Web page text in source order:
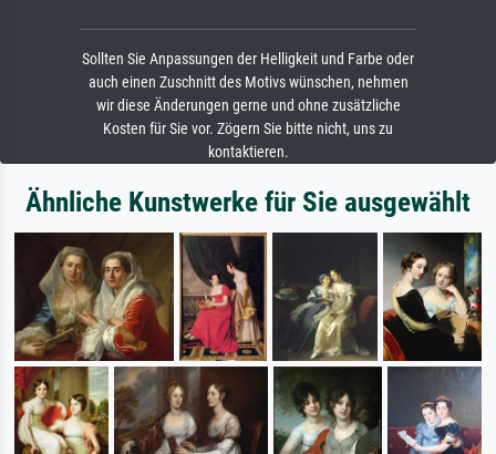
Sollten Sie Anpassungen der Helligkeit und Farbe oder
auch einen Zuschnitt des Motivs wünschen, nehmen
wir diese Änderungen gerne und ohne zusätzliche
Kosten für Sie vor. Zögern Sie bitte nicht, uns zu
kontaktieren.
Ähnliche Kunstwerke für Sie ausgewählt